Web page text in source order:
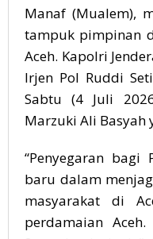
Manaf (Mualem),
tampuk pimpinan
Aceh. Kapolri
Irjen Pol Ruddi
Sabtu (4 Juli
Marzuki Ali Basyah
“Penyegaran bagi
baru dalam
masyarakat di
perdamaian